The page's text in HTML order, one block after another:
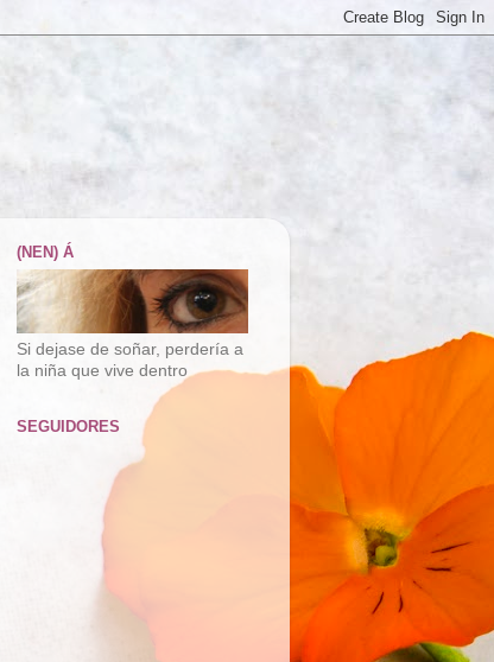
(NEN) Á
Si dejase de soñar, perdería a
la niña que vive dentro
SEGUIDORES